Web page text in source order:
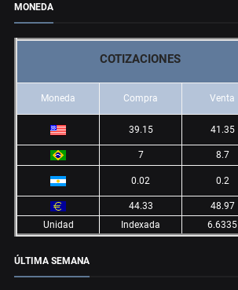
MONEDA
COTIZACIONES
Moneda Compra Venta
39.15 41.35
7 8.7
0.02 0.2
44.33
48.97
Unidad
Indexada 6.6335
ÚLTIMA SEMANA